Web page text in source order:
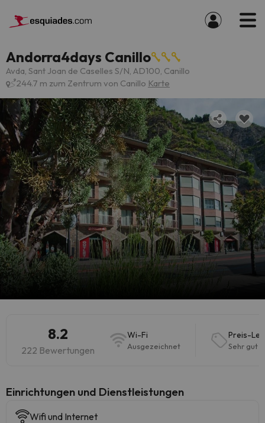
Andorra4days Canillo
Avda, Sant Joan de Caselles S/N, AD100, Canillo
244.7 m zum Zentrum von Canillo Karte
8.2
222 Bewertungen
Wi-Fi
Ausgezeichnet
Preis-
Sehr gut
​Einrichtungen und Dienstleistungen
Wifi und Internet